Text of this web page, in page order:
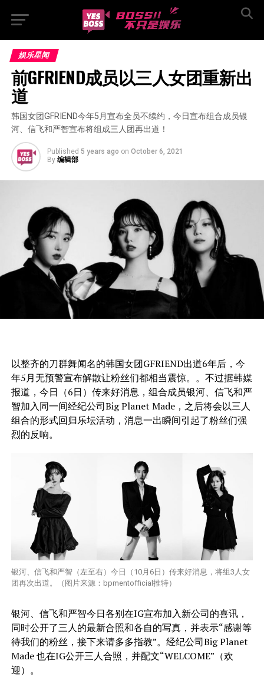
娱乐星闻
前GFRIEND成员以三人女团重新出
道
韩国女团GFRIEND今年5月宣布全员不续约，今日宣布组合成员银
河、信飞和严智宣布将组成三人团再出道！
Published 5 years ago on October 6, 2021
By 编辑部
以整齐的刀群舞闻名的韩国女团GFRIEND出道6年后，今
年5月无预警宣布解散让粉丝们都相当震惊。。不过据韩媒
报道，今日（6日）传来好消息，组合成员银河、信飞和严
智加入同一间经纪公司Big Planet Made，之后将会以三人
组合的形式回归乐坛活动，消息一出瞬间引起了粉丝们强
烈的反响。
银河、信飞和严智（左至右）今日（10月6日）传来好消息，将组3人女
团再次出道。（图片来源：bpmentofficial推特）
银河、信飞和严智今日各别在IG宣布加入新公司的喜讯，
同时公开了三人的最新合照和各自的写真，并表示“感谢等
待我们的粉丝，接下来请多多指教”。经纪公司Big Planet
Made 也在IG公开三人合照，并配文“WELCOME”（欢
迎）。